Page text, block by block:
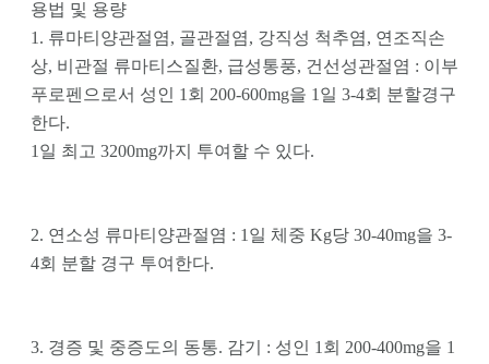
용법 및 용량
1. 류마티양관절염, 골관절염, 강직성 척추염, 연조직손
상, 비관절 류마티스질환, 급성통풍, 건선성관절염 : 이부
푸로펜으로서 성인 1회 200-600mg을 1일 3-4회 분할경구
한다.
1일 최고 3200mg까지 투여할 수 있다.
2. 연소성 류마티양관절염 : 1일 체중 Kg당 30-40mg을 3-
4회 분할 경구 투여한다.
3. 경증 및 중증도의 동통. 감기 : 성인 1회 200-400mg을 1